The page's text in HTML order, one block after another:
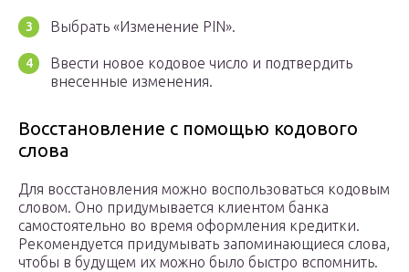
Выбрать «Изменение PIN».
Ввести новое кодовое число и подтвердить
внесенные изменения.
Восстановление с помощью кодового
слова
Для восстановления можно воспользоваться кодовым
словом. Оно придумывается клиентом банка
самостоятельно во время оформления кредитки.
Рекомендуется придумывать запоминающиеся слова,
чтобы в будущем их можно было быстро вспомнить.